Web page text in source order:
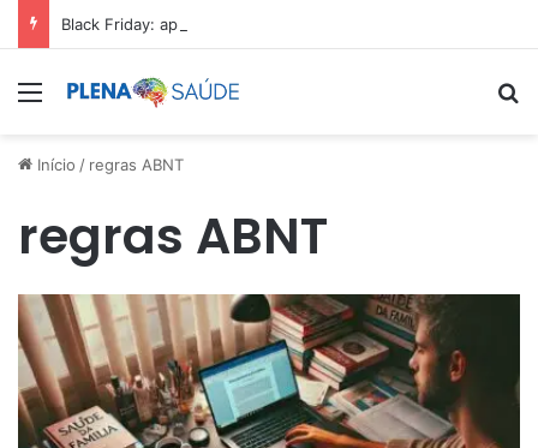
Black Friday: aproveite antes que acabe
Menu
Início / regras ABNT
regras ABNT